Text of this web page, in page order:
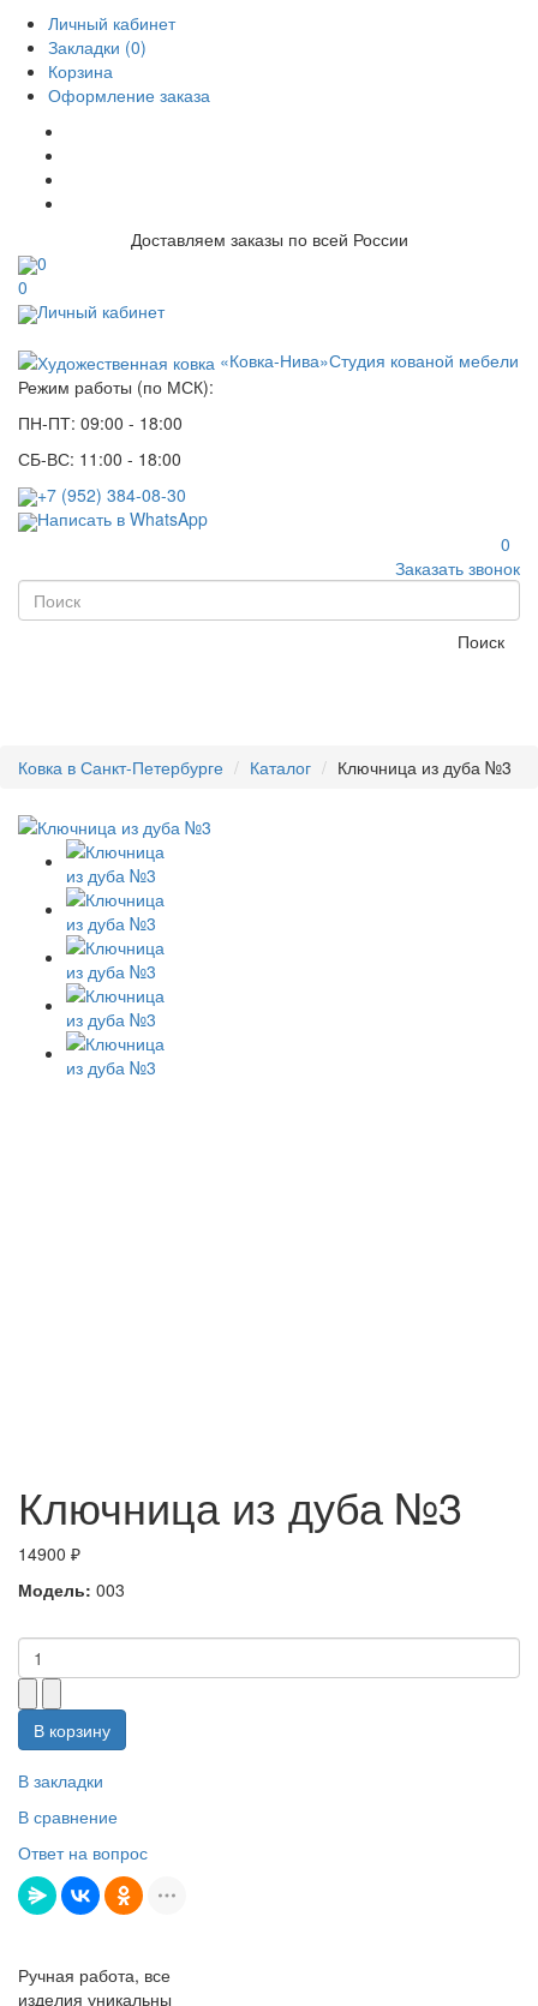
Личный кабинет
Закладки (0)
Корзина
Оформление заказа
Доставляем заказы по всей России
0
0
Личный кабинет
«Ковка-Нива»Студия кованой мебели
Режим работы (по МСК):
ПН-ПТ: 09:00 - 18:00
СБ-ВС: 11:00 - 18:00
+7 (952) 384-08-30
Написать в WhatsApp
0
Заказать звонок
Поиск
Ковка в Санкт-Петербурге Каталог Ключница из дуба №3
Ключница из дуба №3
14900 ₽
Модель: 003
В корзину
В закладки
В сравнение
Ответ на вопрос
Ручная работа, все
изделия уникальны